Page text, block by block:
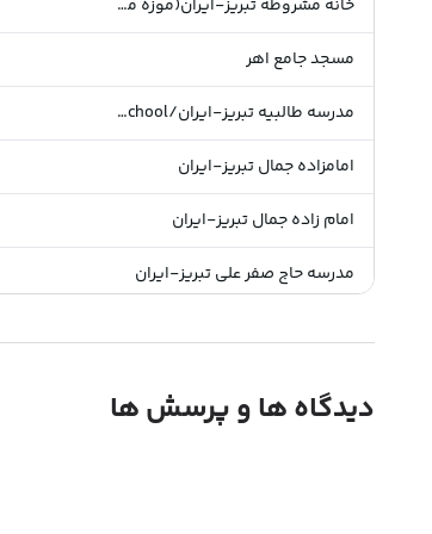
خانه مشروطه تبریز-ایران(موزه مشروطه تبریز)/Constitution House of Tabriz
مسجد جامع اهر
مدرسه طالبیه تبریز-ایران/Talebiyah School
امامزاده جمال تبریز-ایران
امام زاده جمال تبریز-ایران
مدرسه حاج صفر علی تبریز-ایران
دیدگاه ها و پرسش ها